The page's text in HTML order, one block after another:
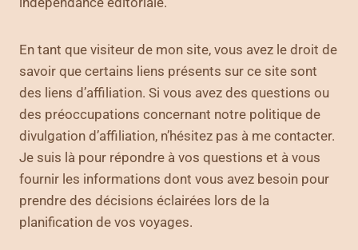
En tant que visiteur de mon site, vous avez le droit de
savoir que certains liens présents sur ce site sont
des liens d’affiliation. Si vous avez des questions ou
des préoccupations concernant notre politique de
divulgation d’affiliation, n’hésitez pas à me contacter.
Je suis là pour répondre à vos questions et à vous
fournir les informations dont vous avez besoin pour
prendre des décisions éclairées lors de la
planification de vos voyages.